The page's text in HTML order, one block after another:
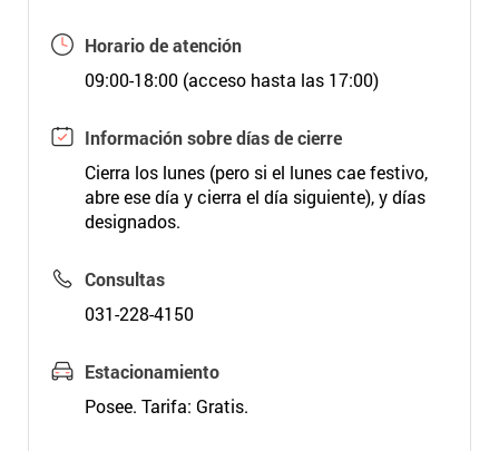
Horario de atención
09:00-18:00 (acceso hasta las 17:00)
Información sobre días de cierre
Cierra los lunes (pero si el lunes cae festivo,
abre ese día y cierra el día siguiente), y días
designados.
Consultas
031-228-4150
Estacionamiento
Posee. Tarifa: Gratis.